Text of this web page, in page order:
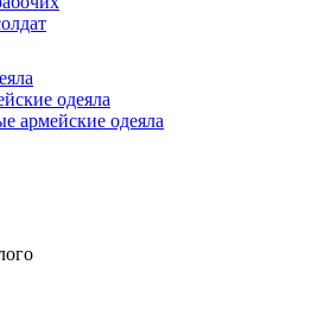
одеяла
армейские одеяла